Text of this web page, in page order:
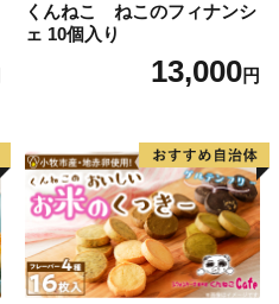
くんねこ ねこのフィナンシ
ェ 10個入り
13,000円